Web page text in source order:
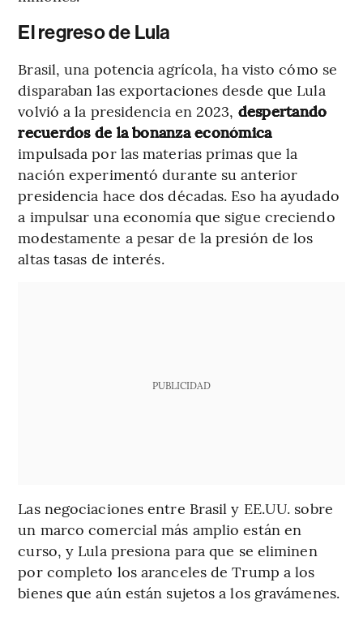
El regreso de Lula
Brasil, una potencia agrícola, ha visto cómo se
disparaban las exportaciones desde que Lula
volvió a la presidencia en 2023, despertando
recuerdos de la bonanza económica
impulsada por las materias primas que la
nación experimentó durante su anterior
presidencia hace dos décadas. Eso ha ayudado
a impulsar una economía que sigue creciendo
modestamente a pesar de la presión de los
altas tasas de interés.
PUBLICIDAD
Las negociaciones entre Brasil y EE.UU. sobre
un marco comercial más amplio están en
curso, y Lula presiona para que se eliminen
por completo los aranceles de Trump a los
bienes que aún están sujetos a los gravámenes.